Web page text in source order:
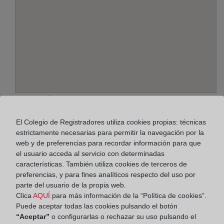
Dirección:
Avda. Sofía, 8, 8870
Horario:
De lunes a viernes de 09:00 a 17:00 horas
Agosto: De lunes a viernes de 09:00 a 14:00 horas
Los días 24 y 31 de diciembre de 09:00 a 14:00
horas
El Colegio de Registradores utiliza cookies propias: técnicas
estrictamente necesarias para permitir la navegación por la
web y de preferencias para recordar información para que
el usuario acceda al servicio con determinadas
características. También utiliza cookies de terceros de
preferencias, y para fines analíticos respecto del uso por
parte del usuario de la propia web.
Clica AQUÍ para más información de la “Política de cookies”.
Puede aceptar todas las cookies pulsando el botón
“Aceptar” o configurarlas o rechazar su uso pulsando el